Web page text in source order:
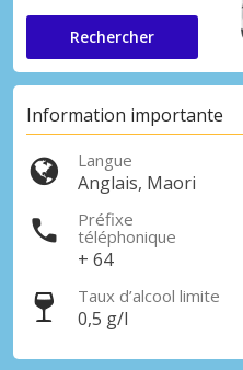
Rechercher
Information importante
Langue
Anglais, Maori
Préfixe
téléphonique
+ 64
Taux d’alcool limite
0,5 g/l